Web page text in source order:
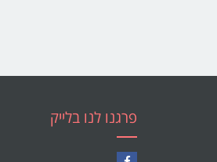
פרגנו לנו בלייק